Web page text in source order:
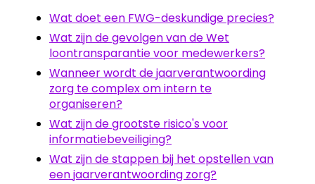
Wat doet een FWG-deskundige precies?
Wat zijn de gevolgen van de Wet
loontransparantie voor medewerkers?
Wanneer wordt de jaarverantwoording
zorg te complex om intern te
organiseren?
Wat zijn de grootste risico's voor
informatiebeveiliging?
Wat zijn de stappen bij het opstellen van
een jaarverantwoording zorg?